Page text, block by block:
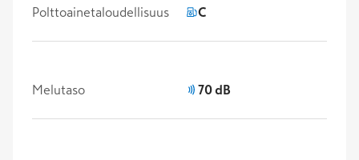
Polttoainetaloudellisuus C
Melutaso 70 dB